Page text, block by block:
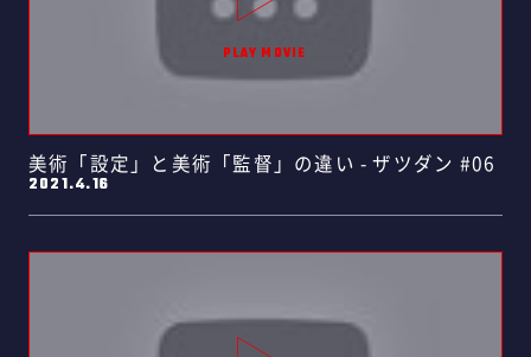
美術「設定」と美術「監督」の違い - ザツダン #06
2021.4.16